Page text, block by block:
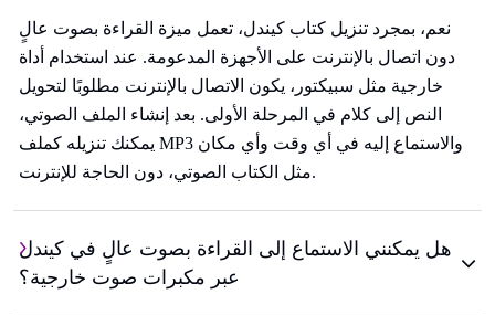
نعم، بمجرد تنزيل كتاب كيندل، تعمل ميزة القراءة بصوت عالٍ
دون اتصال بالإنترنت على الأجهزة المدعومة. عند استخدام أداة
خارجية مثل سبيكتور، يكون الاتصال بالإنترنت مطلوبًا لتحويل
النص إلى كلام في المرحلة الأولى. بعد إنشاء الملف الصوتي،
يمكنك تنزيله كملف MP3 والاستماع إليه في أي وقت وأي مكان
مثل الكتاب الصوتي، دون الحاجة للإنترنت.
هل يمكنني الاستماع إلى القراءة بصوت عالٍ في كيندل
عبر مكبرات صوت خارجية؟